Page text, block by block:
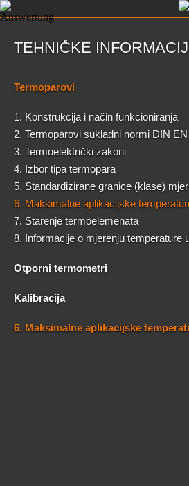
TEHNIČKE
Termoparovi
1. Konstrukcija i način funkcioniranja
2. Termoparovi sukladni normi DIN
3. Termoelektrički zakoni
4. Izbor tipa termopara
5. Standardizirane granice (klase)
6. Maksimalne aplikacijske
7. Starenje termoelemenata
8. Informacije o mjerenju temperature
Otporni termometri
Kalibracija
6. Maksimalne aplikacijske